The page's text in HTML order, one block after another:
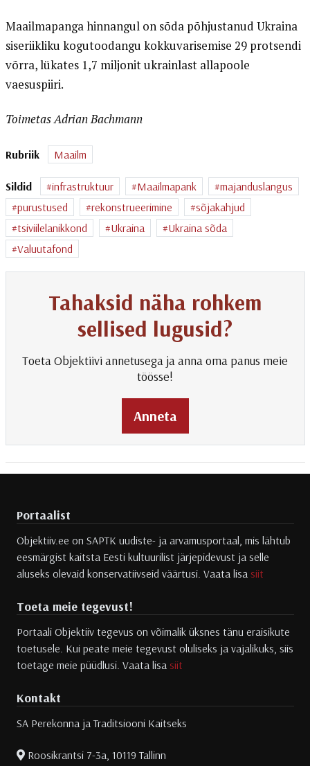
Maailmapanga hinnangul on sõda põhjustanud Ukraina
siseriikliku kogutoodangu kokkuvarisemise 29 protsendi
võrra, lükates 1,7 miljonit ukrainlast allapoole
vaesuspiiri.
Toimetas Adrian Bachmann
Rubriik Maailm
Sildid infrastruktuur Maailmapank
majanduslangus
purustused
rekonstrueerimine
sõjakahjud
tsiviilelanikkond
Ukraina
Ukraina sõda
Valuutafond
Tahaksid näha rohkem
sellised lugusid?
Toeta Objektiivi annetusega ja anna oma panus meie
töösse!
Anneta
Portaalist
Objektiiv.ee on SAPTK uudiste- ja arvamusportaal, mis lähtub
eesmärgist kaitsta Eesti kultuurilist järjepidevust ja selle
aluseks olevaid konservatiivseid väärtusi. Vaata lisa siit
Toeta meie tegevust!
Portaali Objektiiv tegevus on võimalik üksnes tänu eraisikute
toetusele. Kui peate meie tegevust oluliseks ja vajalikuks, siis
toetage meie püüdlusi. Vaata lisa siit
Kontakt
SA Perekonna ja Traditsiooni Kaitseks
Roosikrantsi 7-3a, 10119 Tallinn